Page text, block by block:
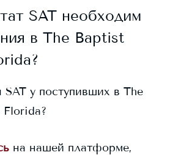
SAT необходим
в The Baptist
?
SAT у поступивших в The
Florida?
на нашей платформе,